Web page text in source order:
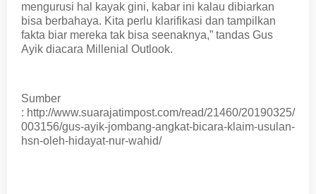
mengurusi hal kayak gini, kabar ini kalau dibiarkan
bisa berbahaya. Kita perlu klarifikasi dan tampilkan
fakta biar mereka tak bisa seenaknya,” tandas Gus
Ayik diacara Millenial Outlook.
Sumber
: http://www.suarajatimpost.com/read/21460/20190325/
003156/gus-ayik-jombang-angkat-bicara-klaim-usulan-
hsn-oleh-hidayat-nur-wahid/